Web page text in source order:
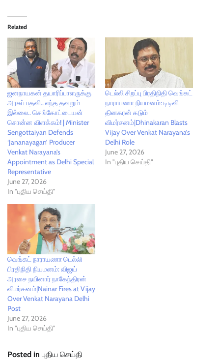
Related
ஜனநாயகன் தயாரிப்பாளருக்கு
அரசுப் பதவி.. எந்த தவறும்
இல்லை.. செங்கோட்டையன்
சொன்ன விளக்கம்! | Minister
Sengottaiyan Defends
‘Jananayagan’ Producer
Venkat Narayana’s
Appointment as Delhi Special
Representative
June 27, 2026
In "புதிய செய்தி"
டெல்லி சிறப்பு பிரதிநிதி வெங்கட்
நாராயணா நியமனம்: டிடிவி
தினகரன் கடும்
விமர்சனம்|Dhinakaran Blasts
Vijay Over Venkat Narayana’s
Delhi Role
June 27, 2026
In "புதிய செய்தி"
வெங்கட் நாராயணா டெல்லி
பிரதிநிதி நியமனம்: விஜய்
அரசை நயினார் நாகேந்திரன்
விமர்சனம்|Nainar Fires at Vijay
Over Venkat Narayana Delhi
Post
June 27, 2026
In "புதிய செய்தி"
Posted in புதிய செய்தி